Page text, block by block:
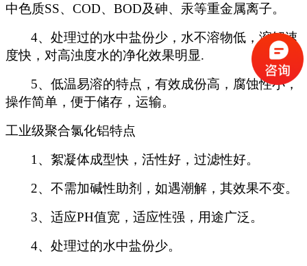
中色质SS、 COD、 BOD及砷、汞等重金属离子。
4、处理过的水中盐份少，水不溶物低，溶解速
度快，对高浊度水的净化效果明显.
5、低温易溶的特点，有效成份高，腐蚀性小，
操作简单，便于储存，运输。
工业级聚合氯化铝特点
1 、絮凝体成型快，活性好，过滤性好。
2、不需加碱性助剂，如遇潮解，其效果不变。
3、适应PH值宽，适应性强，用途广泛。
4、处理过的水中盐份少。